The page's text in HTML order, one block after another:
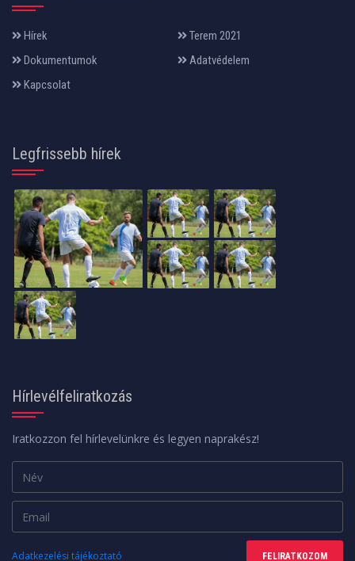
Hírek
Terem 2021
Dokumentumok
Adatvédelem
Kapcsolat
Legfrissebb hírek
Hírlevélfeliratkozás
Iratkozzon fel hírlevelünkre és legyen naprakész!
Adatkezelési tájékoztató FELIRATKOZOM